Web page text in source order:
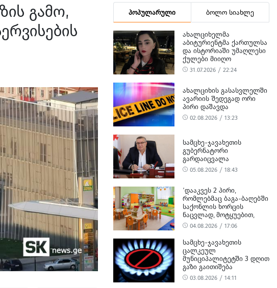
გამო,
პოპულარული ბოლო სიახლე
ᲐᲮᲐᲚᲪᲘᲮᲔᲚᲛᲐ
ᲐᲑᲘᲢᲣᲠᲘᲔᲜᲢᲛᲐ ᲥᲐᲠᲗᲣᲚᲡᲐ
ᲓᲐ ᲘᲡᲢᲝᲠᲘᲐᲨᲘ ᲣᲛᲐᲦᲚᲔᲡᲘ
ᲥᲣᲚᲔᲑᲘ ᲛᲘᲘᲦᲝ
31.07.2026 / 22:24
ᲐᲮᲐᲚᲪᲘᲮᲘᲡ ᲒᲐᲡᲐᲡᲕᲚᲔᲚᲨᲘ
ᲐᲕᲐᲠᲘᲘᲡ ᲨᲔᲓᲔᲒᲐᲓ ᲝᲠᲘ
ᲞᲘᲠᲘ ᲓᲐᲨᲐᲕᲓᲐ
02.08.2026 / 13:23
ᲡᲐᲛᲪᲮᲔ-ᲯᲐᲕᲐᲮᲔᲗᲘᲡ
ᲒᲣᲑᲔᲠᲜᲐᲢᲝᲠᲘ
ᲒᲐᲠᲓᲐᲘᲪᲕᲐᲚᲐ
05.08.2026 / 18:43
‘ᲓᲐᲐᲙᲕᲔᲡ 2 ᲞᲘᲠᲘ,
ᲠᲝᲛᲚᲔᲑᲛᲐᲪ ᲑᲐᲒᲐ-ᲑᲐᲦᲔᲑᲨᲘ
ᲡᲐᲥᲝᲜᲚᲘᲡ ᲮᲝᲠᲪᲘᲡ
ᲜᲐᲪᲕᲚᲐᲓ, ᲛᲝᲢᲧᲣᲔᲑᲘᲗ,
ᲪᲮᲔᲜᲘᲡ ᲮᲝᲠᲪᲘ ᲨᲔᲘᲢᲐᲜᲔᲡ’ -
ᲡᲣᲡ-Ი
04.08.2026 / 17:06
ᲡᲐᲛᲪᲮᲔ-ᲯᲐᲕᲐᲮᲔᲗᲘᲡ
ᲪᲐᲚᲙᲔᲣᲚ
ᲛᲣᲜᲘᲪᲘᲞᲐᲚᲘᲢᲔᲢᲨᲘ 3 ᲓᲦᲘᲗ
ᲒᲐᲖᲘ ᲒᲐᲘᲗᲘᲨᲔᲑᲐ
03.08.2026 / 14:11